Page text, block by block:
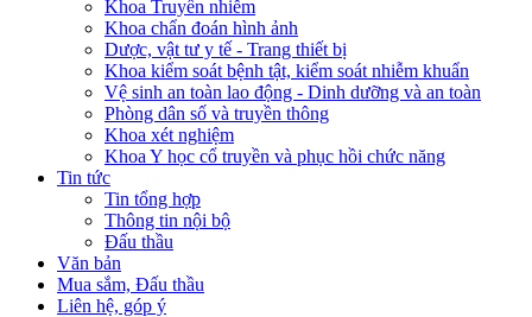
Khoa Truyền nhiễm
Khoa chẩn đoán hình ảnh
Dược, vật tư y tế - Trang thiết bị
Khoa kiểm soát bệnh tật, kiểm soát nhiễm khuẩn
Vệ sinh an toàn lao động - Dinh dưỡng và an toàn
Phòng dân số và truyền thông
Khoa xét nghiệm
Khoa Y học cổ truyền và phục hồi chức năng
Tin tức
Tin tổng hợp
Thông tin nội bộ
Đấu thầu
Văn bản
Mua sắm, Đấu thầu
Liên hệ, góp ý